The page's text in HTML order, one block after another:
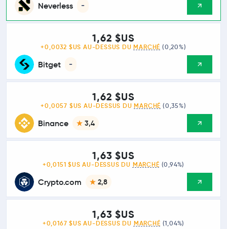
Neverless -
Bitget -
1,62 $US
+0,0032 $US AU-DESSUS DU MARCHÉ (0,20%)
Binance 3,4
1,62 $US
+0,0057 $US AU-DESSUS DU MARCHÉ (0,35%)
Crypto.com 2,8
1,63 $US
+0,0151 $US AU-DESSUS DU MARCHÉ (0,94%)
1,63 $US
+0,0167 $US AU-DESSUS DU MARCHÉ (1,04%)